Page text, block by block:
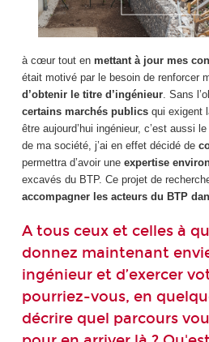
à cœur tout enmettant à jour mes
était motivé par le besoin de renforcer
d’obtenir le titre d’ingénieur . Sans
certains marchés publicsqui exigent
être aujourd’hui ingénieur, c’est aussi
de ma société, j’ai en effet décidé de
permettra d’avoir uneexpertise
excavés du BTP. Ce projet de
accompagner les acteurs du BTP
A tous ceux et celles à
donnez maintenant
ingénieur et d’exercer
pourriez-vous, en
décrire quel parcours